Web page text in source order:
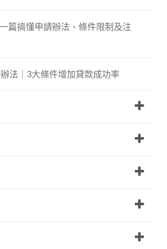
篇搞懂申請辦法、條件限制及注
法｜3大條件增加貸款成功率